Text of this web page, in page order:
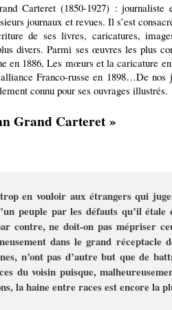
Carteret (1850-1927) : journaliste
journaux et revues. Il s’est
de ses livres, caricatures,
divers. Parmi ses œuvres les plus
en 1886, Les mœurs et la caricature
Franco-russe en 1898…De nos
connu pour ses ouvrages illustrés.
Grand Carteret »
en vouloir aux étrangers qui
peuple par les défauts qu’il étale
contre, ne doit-on pas mépriser
dans le grand réceptacle
n’ont pas d’autre but que de
du voisin puisque,
la haine entre races est encore la